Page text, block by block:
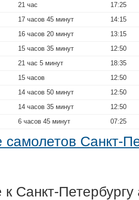
21 час
17:25
17 часов 45 минут
14:15
16 часов 20 минут
13:15
15 часов 35 минут
12:50
21 час 5 минут
18:35
15 часов
12:50
14 часов 50 минут
12:50
14 часов 35 минут
12:50
6 часов 45 минут 07:25
самолетов Санкт-
Санкт-Петербургу